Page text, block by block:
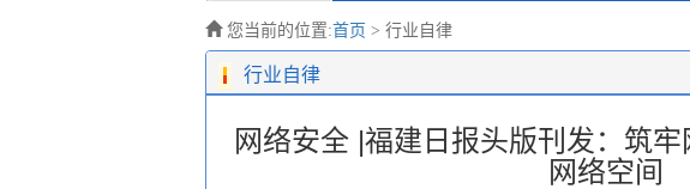
您当前的位置:首页 > 行业自律
行业自律
网络安全 |福建日报头版刊发：筑
网络空间